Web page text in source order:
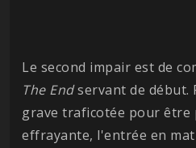
Le second impair est de
The Endservant de début.
grave traficotée pour être
effrayante, l'entrée en